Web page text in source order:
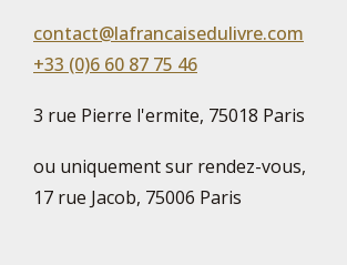
contact@lafrancaisedulivre.com
+33 (0)6 60 87 75 46
3 rue Pierre l'ermite, 75018 Paris
ou uniquement sur rendez-vous,
17 rue Jacob, 75006 Paris